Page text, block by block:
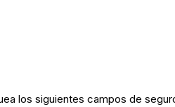
los siguientes campos de